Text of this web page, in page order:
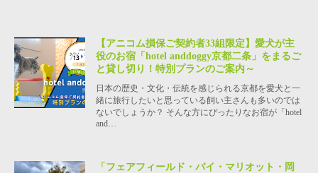
【アニコム損保ご契約者33組限定】愛犬が主
役のお宿「hotel anddoggy京都二条」をまるご
と貸し切り！特別プランのご案内～
日本の歴史・文化・伝統を感じられる京都を愛犬と一
緒に旅行したいと思っている飼い主さんも多いのでは
ないでしょうか？ そんな方にぴったりなお宿が「hotel
and…
「フェアフィールド・バイ・マリオット・岡